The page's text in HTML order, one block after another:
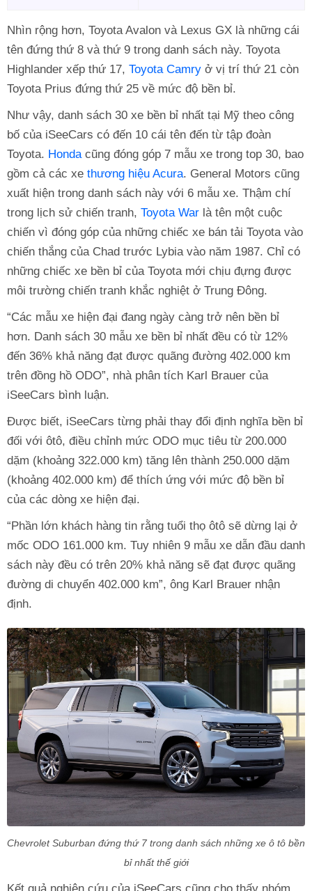
Nhìn rộng hơn, Toyota Avalon và Lexus GX là những cái
tên đứng thứ 8 và thứ 9 trong danh sách này. Toyota
Highlander xếp thứ 17, Toyota Camry ở vị trí thứ 21 còn
Toyota Prius đứng thứ 25 về mức độ bền bỉ.
Như vậy, danh sách 30 xe bền bỉ nhất tại Mỹ theo công
bố của iSeeCars có đến 10 cái tên đến từ tập đoàn
Toyota. Hondacũng đóng góp 7 mẫu xe trong top 30, bao
gồm cả các xe thương hiệu Acura. General Motors cũng
xuất hiện trong danh sách này với 6 mẫu xe. Thậm chí
trong lịch sử chiến tranh, Toyota War là tên một cuộc
chiến vì đóng góp của những chiếc xe bán tải Toyota vào
chiến thắng của Chad trước Lybia vào năm 1987. Chỉ có
những chiếc xe bền bỉ của Toyota mới chịu đựng được
môi trường chiến tranh khắc nghiệt ở Trung Đông.
“Các mẫu xe hiện đại đang ngày càng trở nên bền bỉ
hơn. Danh sách 30 mẫu xe bền bỉ nhất đều có từ 12%
đến 36% khả năng đạt được quãng đường 402.000 km
trên đồng hồ ODO”, nhà phân tích Karl Brauer của
iSeeCars bình luận.
Được biết, iSeeCars từng phải thay đổi định nghĩa bền bỉ
đối với ôtô, điều chỉnh mức ODO mục tiêu từ 200.000
dặm (khoảng 322.000 km) tăng lên thành 250.000 dặm
(khoảng 402.000 km) để thích ứng với mức độ bền bỉ
của các dòng xe hiện đại.
“Phần lớn khách hàng tin rằng tuổi thọ ôtô sẽ dừng lại ở
mốc ODO 161.000 km. Tuy nhiên 9 mẫu xe dẫn đầu danh
sách này đều có trên 20% khả năng sẽ đạt được quãng
đường di chuyển 402.000 km”, ông Karl Brauer nhận
định.
Chevrolet Suburban đứng thứ 7 trong danh sách những xe ô tô bền
bỉ nhất thế giới